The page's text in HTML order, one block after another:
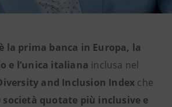
la prima banca in Europa, la
e l’unica italiana inclusa nel
and Inclusion Index che
società quotate più inclusive e